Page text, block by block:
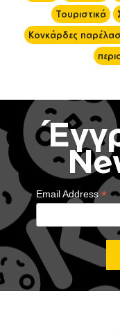
Τουριστικά
Κονκάρδες
Email Address*